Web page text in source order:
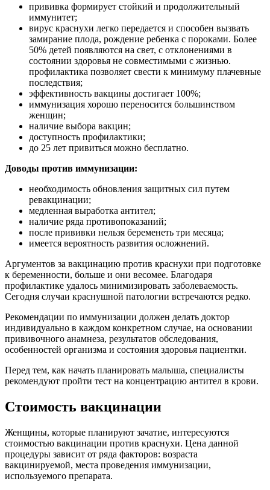
прививка формирует стойкий и продолжительный
иммунитет;
вирус краснухи легко передается и способен вызвать
замирание плода, рождение ребенка с пороками. Более
50% детей появляются на свет, с отклонениями в
состоянии здоровья не совместимыми с жизнью.
профилактика позволяет свести к минимуму плачевные
последствия;
эффективность вакцины достигает 100%;
иммунизация хорошо переносится большинством
женщин;
наличие выбора вакцин;
доступность профилактики;
до 25 лет привиться можно бесплатно.
Доводы против иммунизации:
необходимость обновления защитных сил путем
ревакцинации;
медленная выработка антител;
наличие ряда противопоказаний;
после прививки нельзя беременеть три месяца;
имеется вероятность развития осложнений.
Аргументов за вакцинацию против краснухи при подготовке
к беременности, больше и они весомее. Благодаря
профилактике удалось минимизировать заболеваемость.
Сегодня случаи краснушной патологии встречаются редко.
Рекомендации по иммунизации должен делать доктор
индивидуально в каждом конкретном случае, на основании
прививочного анамнеза, результатов обследования,
особенностей организма и состояния здоровья пациентки.
Перед тем, как начать планировать малыша, специалисты
рекомендуют пройти тест на концентрацию антител в крови.
Стоимость вакцинации
Женщины, которые планируют зачатие, интересуются
стоимостью вакцинации против краснухи. Цена данной
процедуры зависит от ряда факторов: возраста
вакцинируемой, места проведения иммунизации,
используемого препарата.